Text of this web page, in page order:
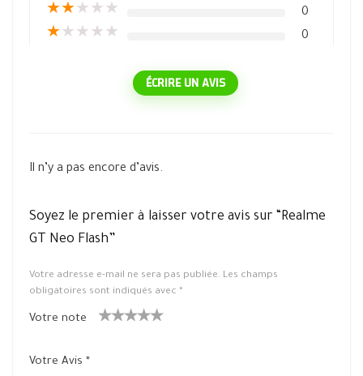
★★★ ★ ★ 0
★★ ★ ★ ★ 0
ÉCRIRE UN AVIS
Il n’y a pas encore d’avis.
Soyez le premier à laisser votre avis sur “Realme
GT Neo Flash”
Votre adresse e-mail ne sera pas publiée. Les champs
obligatoires sont indiqués avec *
Votre note
Votre Avis *